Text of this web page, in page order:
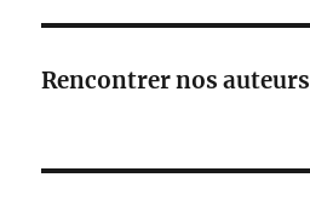
Rencontrer nos auteurs